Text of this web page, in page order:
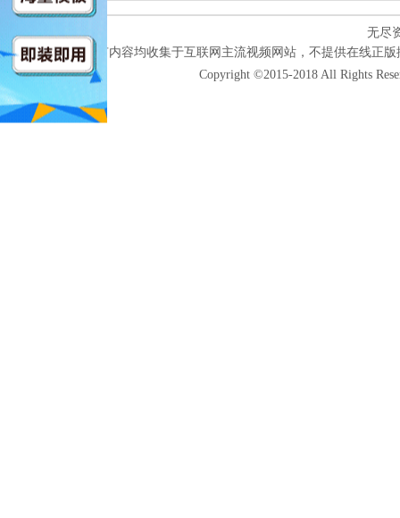
无尽
本网站所有内容均收集于互联网主流视频网站，不提供在线正
Copyright ©2015-2018 All Rights